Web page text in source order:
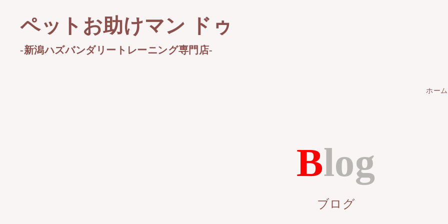
ペットお助けマン ドゥ
-新潟ハズバンダリートレーニング専門店-
ホーム
Blog
ブログ